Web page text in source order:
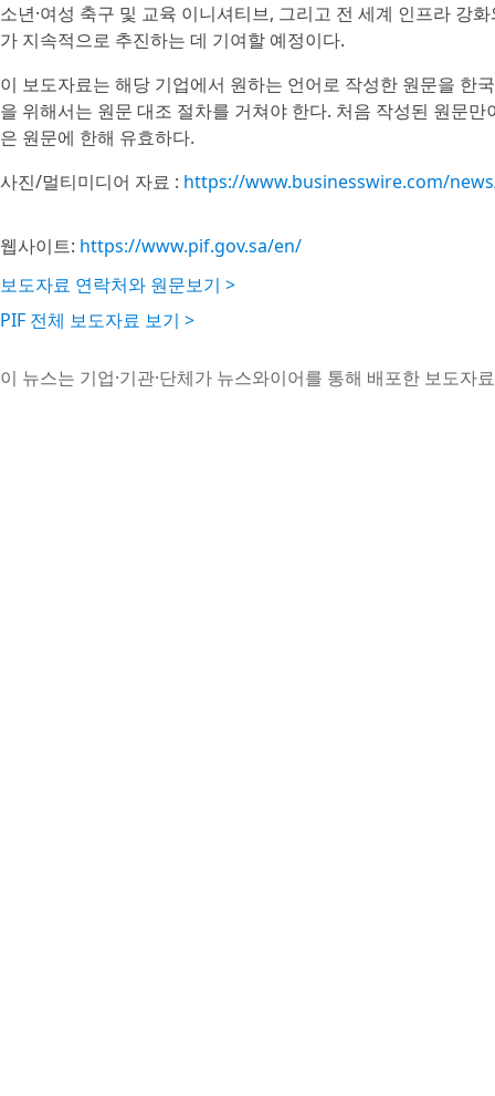
소년·여성 축구 및 교육 이니셔티브, 그리고 전 세계 인프라 강
가 지속적으로 추진하는 데 기여할 예정이다.
이 보도자료는 해당 기업에서 원하는 언어로 작성한 원문을 한
을 위해서는 원문 대조 절차를 거쳐야 한다. 처음 작성된 원문
은 원문에 한해 유효하다.
사진/멀티미디어 자료 : https://www.businesswire.com/
웹사이트: https://www.pif.gov.sa/en/
보도자료 연락처와 원문보기 >
PIF 전체 보도자료 보기 >
이 뉴스는 기업·기관·단체가 뉴스와이어를 통해 배포한 보도자